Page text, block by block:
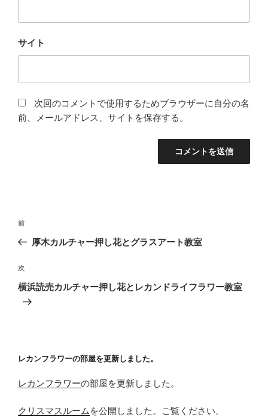
サイト
次回のコメントで使用するためブラウザーに自分の名
前、メールアドレス、サイトを保存する。
投
ナ
ビ
ゲ
ー
前
の
稿
前
厚木カルチャー押し花とグラスアート教室
次
の
次
横浜読売カルチャー押し花とレカンドライフラワー教室
レカンフラワーの部屋を更新しました。
レカンフラワーの部屋を更新しました。
クリスマスルーム を公開しました。ご覧ください。